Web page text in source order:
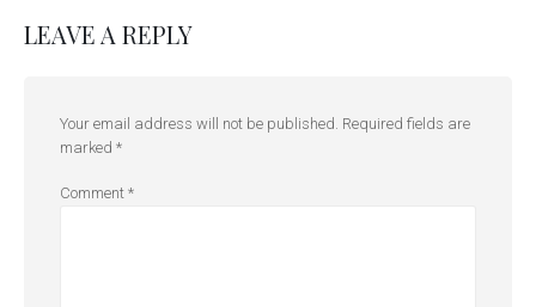
LEAVE A REPLY
Your email address will not be published. Required fields are
marked *
Comment *